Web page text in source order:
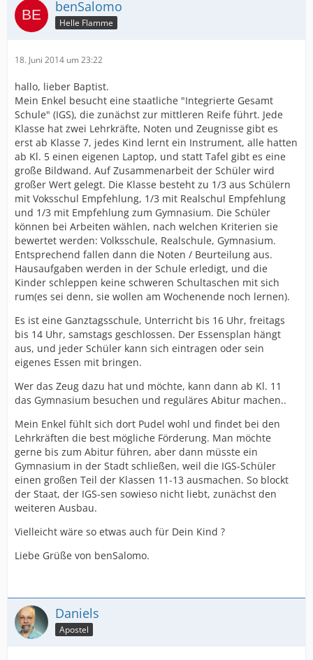
benSalomo
Helle Flamme
18. Juni 2014 um 23:22
hallo, lieber Baptist.
Mein Enkel besucht eine staatliche "Integrierte Gesamt
Schule" (IGS), die zunächst zur mittleren Reife führt. Jede
Klasse hat zwei Lehrkräfte, Noten und Zeugnisse gibt es
erst ab Klasse 7, jedes Kind lernt ein Instrument, alle hatten
ab Kl. 5 einen eigenen Laptop, und statt Tafel gibt es eine
große Bildwand. Auf Zusammenarbeit der Schüler wird
großer Wert gelegt. Die Klasse besteht zu 1/3 aus Schülern
mit Voksschul Empfehlung, 1/3 mit Realschul Empfehlung
und 1/3 mit Empfehlung zum Gymnasium. Die Schüler
können bei Arbeiten wählen, nach welchen Kriterien sie
bewertet werden: Volksschule, Realschule, Gymnasium.
Entsprechend fallen dann die Noten / Beurteilung aus.
Hausaufgaben werden in der Schule erledigt, und die
Kinder schleppen keine schweren Schultaschen mit sich
rum(es sei denn, sie wollen am Wochenende noch lernen).
Es ist eine Ganztagsschule, Unterricht bis 16 Uhr, freitags
bis 14 Uhr, samstags geschlossen. Der Essensplan hängt
aus, und jeder Schüler kann sich eintragen oder sein
eigenes Essen mit bringen.
Wer das Zeug dazu hat und möchte, kann dann ab Kl. 11
das Gymnasium besuchen und reguläres Abitur machen..
Mein Enkel fühlt sich dort Pudel wohl und findet bei den
Lehrkräften die best mögliche Förderung. Man möchte
gerne bis zum Abitur führen, aber dann müsste ein
Gymnasium in der Stadt schließen, weil die IGS-Schüler
einen großen Teil der Klassen 11-13 ausmachen. So blockt
der Staat, der IGS-sen sowieso nicht liebt, zunächst den
weiteren Ausbau.
Vielleicht wäre so etwas auch für Dein Kind ?
Liebe Grüße von benSalomo.
Daniels
Apostel